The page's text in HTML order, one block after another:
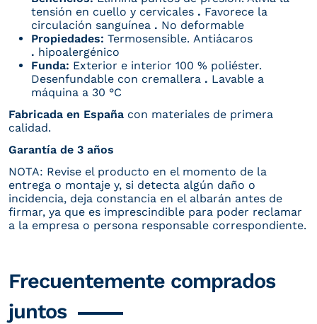
tensión en cuello y cervicales . Favorece la
circulación sanguínea . No deformable
Propiedades: Termosensible. Antiácaros
. hipoalergénico
Funda: Exterior e interior 100 % poliéster.
Desenfundable con cremallera . Lavable a
máquina a 30 °C
Fabricada en España con materiales de primera
calidad.
Garantía de 3 años
NOTA: Revise el producto en el momento de la
entrega o montaje y, si detecta algún daño o
incidencia, deja constancia en el albarán antes de
firmar, ya que es imprescindible para poder reclamar
a la empresa o persona responsable correspondiente.
Frecuentemente comprados
juntos